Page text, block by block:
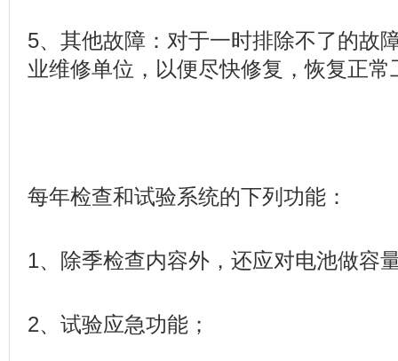
5、其他故障：对于一时排除不了的故
业维修单位，以便尽快修复，恢复正常
每年检查和试验系统的下列功能：
1、除季检查内容外，还应对电池做容
2、试验应急功能；